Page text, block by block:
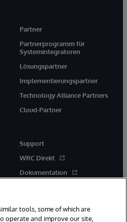
Partner
Partnerprogramm für
Systemintegratoren
Lösungspartner
Implementierungspartner
Technology Alliance Partners
Cloud-Partner
Support
WRC Direkt
Dokumentation
tools, some of which are
operate and improve our site,